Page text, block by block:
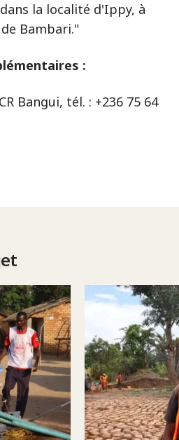
la localité d'Ippy, à
Bambari."
:
Bangui, tél. : +236 75 64